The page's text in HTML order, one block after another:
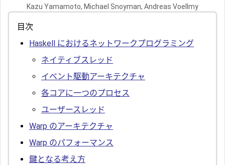
Kazu Yamamoto, Michael Snoyman, Andreas Voellmy
目次
Haskell におけるネットワークプログラミング
ネイティブスレッド
イベント駆動アーキテクチャ
各コアに一つのプロセス
ユーザースレッド
Warp のアーキテクチャ
Warp のパフォーマンス
鍵となる考え方